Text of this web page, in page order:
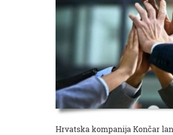
Hrvatska kompanija Končar